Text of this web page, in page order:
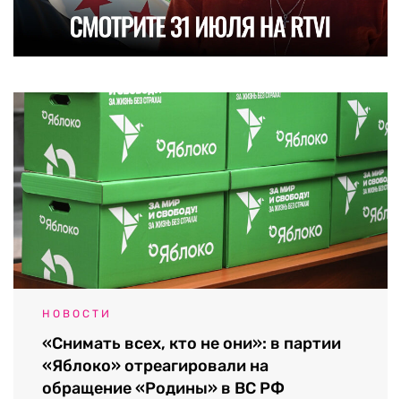
НОВОСТИ
«Снимать всех, кто не они»: в партии
«Яблоко» отреагировали на
обращение «Родины» в ВС РФ